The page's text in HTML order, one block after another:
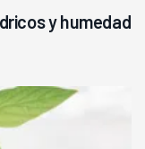
y humedad